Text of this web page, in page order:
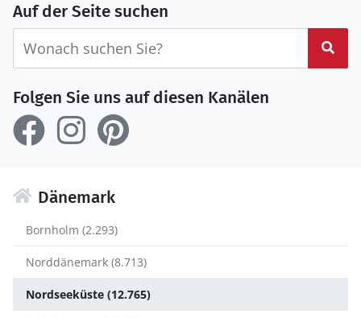
Auf der Seite suchen
Folgen Sie uns auf diesen Kanälen
Dänemark
Bornholm (2.293)
Norddänemark (8.713)
Nordseeküste (12.765)